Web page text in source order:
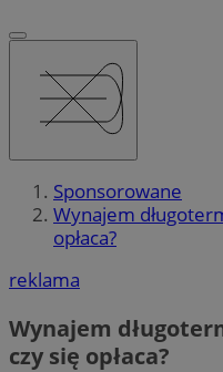
Sponsorowane
Wynajem
opłaca?
reklama
Wynajem
czy się opłaca?